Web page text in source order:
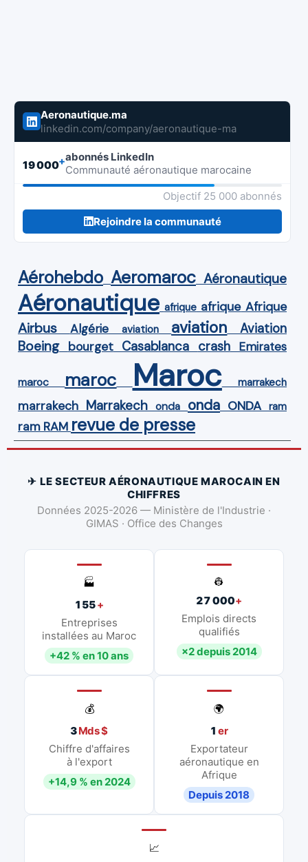
Aeronautique.ma
linkedin.com/company/aeronautique-ma
19 000+abonnés LinkedIn
Communauté aéronautique marocaine
Objectif 25 000 abonnés
Rejoindre la communauté
Aérohebdo Aeromaroc Aéronautique
Aéronautique afrique afrique Afrique
Airbus Algérie aviation aviation Aviation
Boeing bourget Casablanca crash Emirates
maroc maroc Maroc marrakech
marrakech Marrakech onda onda ONDA ram
ram RAM revue de presse
✈ LE SECTEUR AÉRONAUTIQUE MAROCAIN EN
CHIFFRES
Données 2025-2026 — Ministère de l'Industrie ·
GIMAS · Office des Changes
🏭
155+
Entreprises
installées au Maroc
+42 % en 10 ans
👷
27 000+
Emplois directs
qualifiés
×2 depuis 2014
💰
3Mds $
Chiffre d'affaires
à l'export
+14,9 % en 2024
🌍
1 er
Exportateur
aéronautique en
Afrique
Depuis 2018
📈